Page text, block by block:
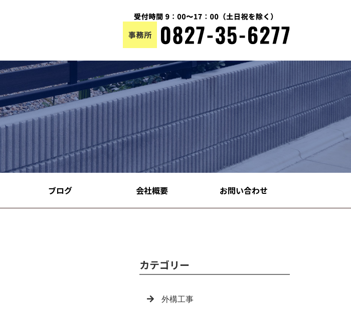
ブログ 会社概要 お問い合わせ
カテゴリー
外構工事